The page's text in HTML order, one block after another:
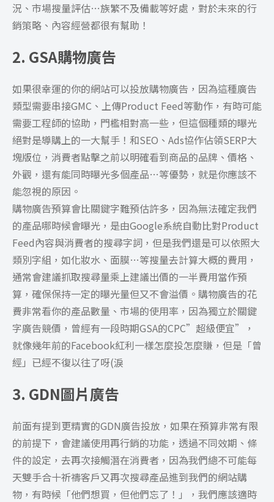
況、市場搜量評估…族繁不及備載等好處，對於未來的行
銷策略、內容經營都很有幫助！
2. GSA購物廣告
如果很幸運的你的網站可以投放購物廣告，因為這種廣告
類型需要串接GMC、上傳Product Feed等動作，有時可能
需要工程師的協助，門檻相對高一些，但這個種類的曝光
絕對是導購上的一大幫手！和SEO、Ads協作佔領SERP大
塊版位，消費者點擊之前以明確看到商品的品牌、價格、
外觀，還有能同時曝光多個產品…等優勢，就是你應該不
能忽視的原因。
購物廣告預算會比關鍵字難預估許多，因為無法確定我們
的產品哪時候會曝光，是由Google系統自動比對Product
Feed內容與消費者的搜尋字詞，但是我們還是可以依照大
類別字組，如化妝水、面膜…等搜量去計算大概的費用，
通常會建議抓取搜尋量乘上建議出價的一半費用當作預
算，確保保持一定的曝光量但又不會溢價。購物廣告的花
費非常看你的產品數量、市場的使用率，因為獨立於關鍵
字廣告競價，曾經有一段時期GSA的CPC”超級便宜”，
就像幾年前的Facebook紅利一樣怎麼投怎麼賺，但是「曾
經」已經不復以往了呀(淚
3. GDN圖片廣告
前面有提到更精實的GDN廣告投放，如果在預算非常有限
的前提下，會建議使用再行銷的功能，透過不同效期、條
件的設定，去再次接觸潛在消費者，因為我們總不可能每
天雙手合十祈禱客戶又再次搜尋產品進到我們的網站購
物，有時候「他們想買，但他們忘了！」，我們應該適時